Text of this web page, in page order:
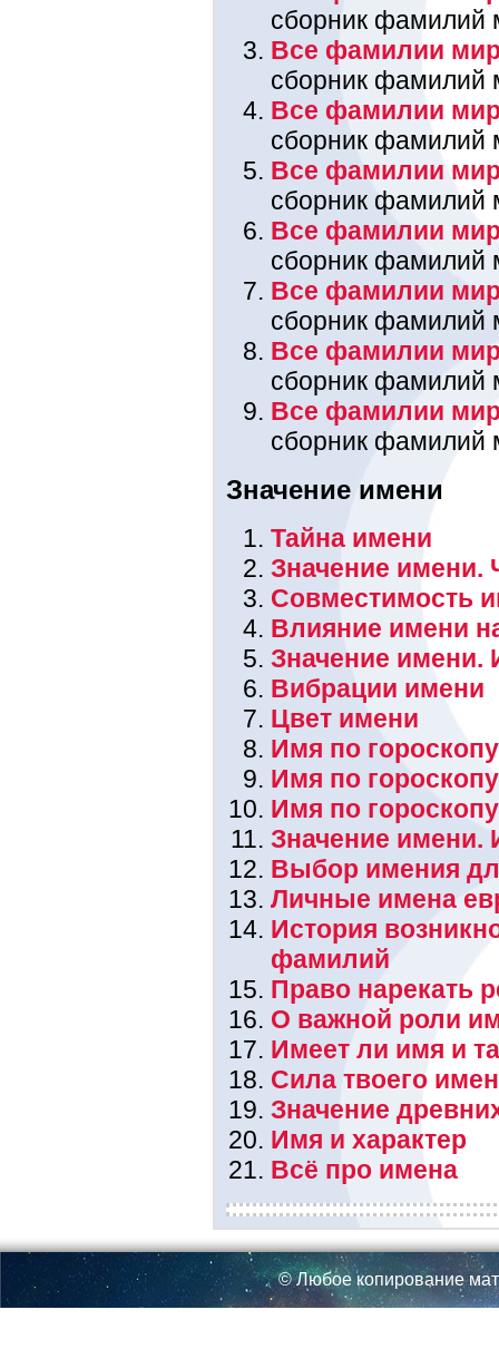
сборник фамилий
Все фамилии
сборник фамилий
Все фамилии
сборник фамилий
Все фамилии
сборник фамилий
Все фамилии
сборник фамилий
Все фамилии
сборник фамилий
Все фамилии
сборник фамилий
Все фамилии
сборник фамилий
Значение имени
Тайна имени
Значение имени.
Совместимость
Влияние имени
Значение имени.
Вибрации имени
Цвет имени
Имя по гороскопу
Имя по
Имя по
Значение
Выбор имения
Личные имена
История
фамилий
Право нарекать
О важной роли
Имеет ли имя и
Сила твоего
Значение
Имя и характер
Всё про имена
© Любое копирование